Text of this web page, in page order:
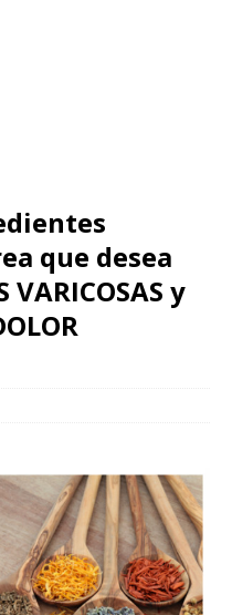
que desea
y